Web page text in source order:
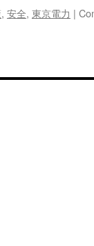
, 安全, 東京電力 |